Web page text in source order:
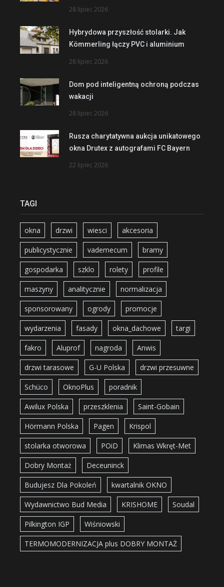
28 lipiec 2026
Hybrydowa przyszłość stolarki. Jak
Kömmerling łączy PVC i aluminium
28 lipiec 2026
Dom pod inteligentną ochroną podczas
wakacji
28 lipiec 2026
Rusza charytatywna aukcja unikatowego
okna Drutex z autografami FC Bayern
22 lipiec 2026
TAGI
okna drzwi wiesci akcesoria
publicystycznie vademecum bramy
gospodarka szklo rolety profile
maszyny analitycznie normalizacja
sponsorowany ogrody promocje
wydarzenia fasady okna_dachowe targi
fakro Aluprof nagroda Anwis
drzwi tarasowe G-U Polska drzwi przesuwne
Schüco OknoPlus poradnik
Awilux Polska przeszklenia Saint-Gobain
Hörmann Polska Pagen Krispol
stolarka otworowa POiD Klimas Wkręt-Met
Dobry Montaż Deceuninck
Budujesz Dla Pokoleń kwartalnik OKNO
Wydawnictwo Bud Media KRISHOME Soudal
Pilkington IGP Wiśniowski
TERMOMODERNIZACJA plus DOBRY MONTAŻ